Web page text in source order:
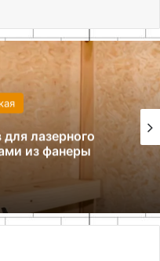
лазерного
из фанеры